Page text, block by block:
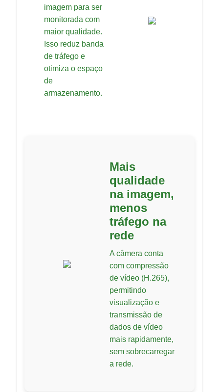
imagem para ser
monitorada com
maior qualidade.
Isso reduz banda
de tráfego e
otimiza o espaço
de
armazenamento.
Mais
qualidade
na imagem,
menos
tráfego na
rede
A câmera conta
com compressão
de vídeo (H.265),
permitindo
visualização e
transmissão de
dados de vídeo
mais rapidamente,
sem sobrecarregar
a rede.